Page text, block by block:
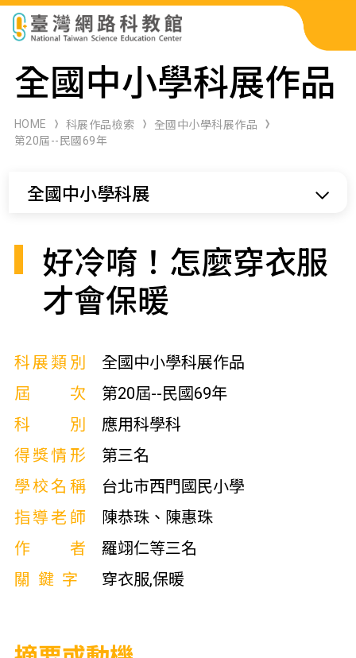
科展作品檢索
科學研習月刊
全國中小學科展作品
HOME 科展作品檢索
全國中小學科展作品
第20屆--民國69年
全國中小學科展
好冷唷！怎麼穿衣服
才會保暖
科展類別
全國中小學科展作品
屆次
第20屆--民國69年
科別
應用科學科
得獎情形
第三名
學校名稱
台北市西門國民小學
指導老師
陳恭珠、陳惠珠
作者
羅翊仁等三名
關鍵字
穿衣服,保暖